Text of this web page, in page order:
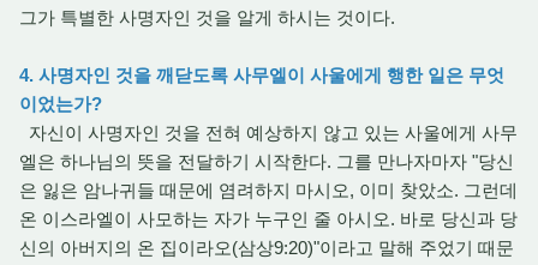
그가 특별한 사명자인 것을 알게 하시는 것이다.
4. 사명자인 것을 깨닫도록 사무엘이 사울에게 행한 일은 무엇
이었는가?
자신이 사명자인 것을 전혀 예상하지 않고 있는 사울에게 사무
엘은 하나님의 뜻을 전달하기 시작한다. 그를 만나자마자 "당신
은 잃은 암나귀들 때문에 염려하지 마시오, 이미 찾았소. 그런데
온 이스라엘이 사모하는 자가 누구인 줄 아시오. 바로 당신과 당
신의 아버지의 온 집이라오(삼상9:20)"이라고 말해 주었기 때문